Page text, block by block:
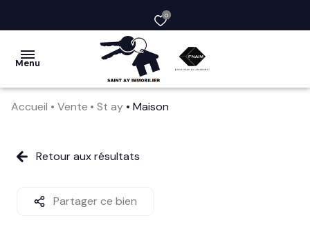
0
Menu
vendre
société
Accueil Vente St ay Maison
Retour aux résultats
Partager ce bien